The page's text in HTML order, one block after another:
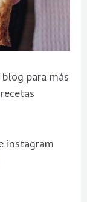
para más
instagram